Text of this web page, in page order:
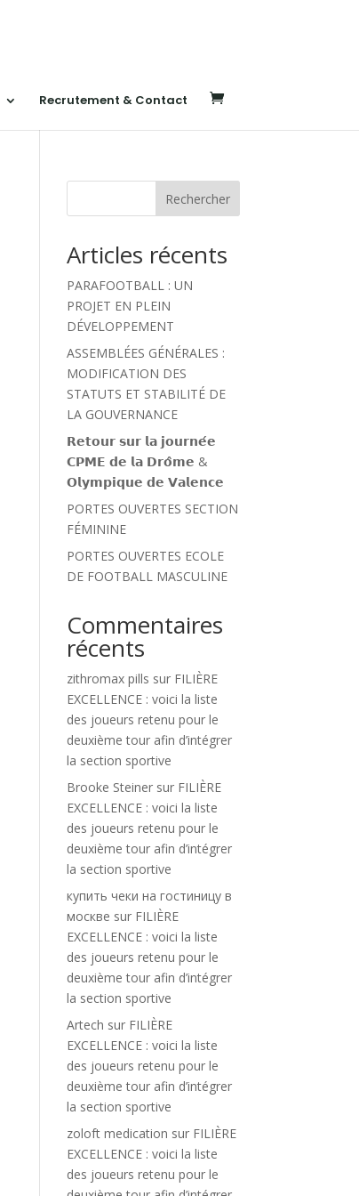
Recrutement & Contact
Rechercher
Articles récents
PARAFOOTBALL : UN
PROJET EN PLEIN
DÉVELOPPEMENT
ASSEMBLÉES GÉNÉRALES :
MODIFICATION DES
STATUTS ET STABILITÉ DE
LA GOUVERNANCE
𝗥𝗲𝘁𝗼𝘂𝗿 𝘀𝘂𝗿 𝗹𝗮 𝗷𝗼𝘂𝗿𝗻𝗲́𝗲
𝗖𝗣𝗠𝗘 𝗱𝗲 𝗹𝗮 𝗗𝗿𝗼̂𝗺𝗲 &
𝗢𝗹𝘆𝗺𝗽𝗶𝗾𝘂𝗲 𝗱𝗲 𝗩𝗮𝗹𝗲𝗻𝗰𝗲
PORTES OUVERTES SECTION
FÉMININE
PORTES OUVERTES ECOLE
DE FOOTBALL MASCULINE
Commentaires
récents
zithromax pills sur FILIÈRE
EXCELLENCE : voici la liste
des joueurs retenu pour le
deuxième tour afin d’intégrer
la section sportive
Brooke Steiner sur FILIÈRE
EXCELLENCE : voici la liste
des joueurs retenu pour le
deuxième tour afin d’intégrer
la section sportive
купить чеки на гостиницу в
москве sur FILIÈRE
EXCELLENCE : voici la liste
des joueurs retenu pour le
deuxième tour afin d’intégrer
la section sportive
Artech sur FILIÈRE
EXCELLENCE : voici la liste
des joueurs retenu pour le
deuxième tour afin d’intégrer
la section sportive
zoloft medication sur FILIÈRE
EXCELLENCE : voici la liste
des joueurs retenu pour le